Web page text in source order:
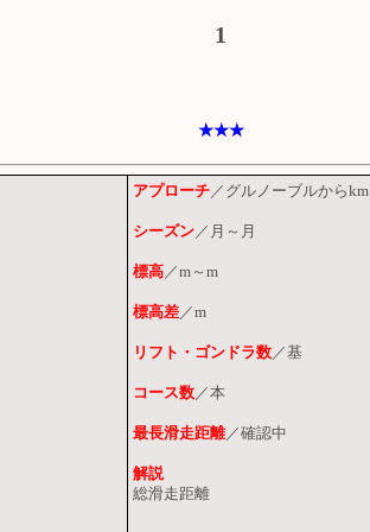
1
★★★
アプローチ／グルノーブルからkm
シーズン／月～月
標高／m～m
標高差／m
リフト・ゴンドラ数／基
コース数／本
最長滑走距離／確認中
解説
総滑走距離